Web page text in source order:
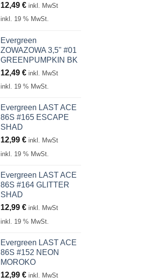
12,49 € inkl. MwSt
inkl. 19 % MwSt.
Evergreen
ZOWAZOWA 3,5" #01
GREENPUMPKIN BK
12,49 € inkl. MwSt
inkl. 19 % MwSt.
Evergreen LAST ACE
86S #165 ESCAPE
SHAD
12,99 € inkl. MwSt
inkl. 19 % MwSt.
Evergreen LAST ACE
86S #164 GLITTER
SHAD
12,99 € inkl. MwSt
inkl. 19 % MwSt.
Evergreen LAST ACE
86S #152 NEON
MOROKO
12,99 € inkl. MwSt